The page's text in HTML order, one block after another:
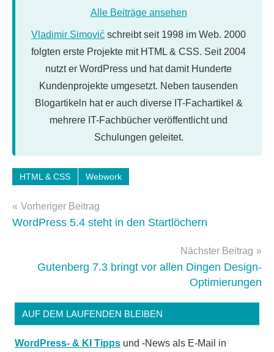
Alle Beiträge ansehen
Vladimir Simović schreibt seit 1998 im Web. 2000
folgten erste Projekte mit HTML & CSS. Seit 2004
nutzt er WordPress und hat damit Hunderte
Kundenprojekte umgesetzt. Neben tausenden
Blogartikeln hat er auch diverse IT-Fachartikel &
mehrere IT-Fachbücher veröffentlicht und
Schulungen geleitet.
Schlagwörter:
webwork-
tools
HTML & CSS Webwork
Beitragsnavigation
Vorheriger Beitrag
WordPress 5.4 steht in den Startlöchern
Nächster Beitrag
Gutenberg 7.3 bringt vor allen Dingen Design-
Optimierungen
AUF DEM LAUFENDEN BLEIBEN
WordPress- & KI Tipps und -News als E-Mail in